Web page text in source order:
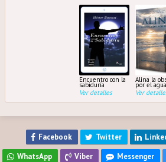
Encuentro con la
sabiduría
Ver detalles
Alina la
por el agua
Ver
Facebook Twitter
WhatsApp
Viber Messenger